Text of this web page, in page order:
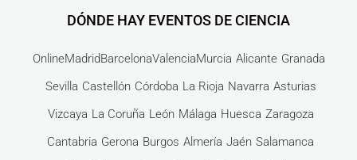
DÓNDE HAY EVENTOS DE CIENCIA
OnlineMadridBarcelonaValenciaMurcia Alicante Granada
Sevilla Castellón Córdoba La Rioja Navarra Asturias
Vizcaya La Coruña León Málaga Huesca Zaragoza
Cantabria Gerona Burgos Almería Jaén Salamanca